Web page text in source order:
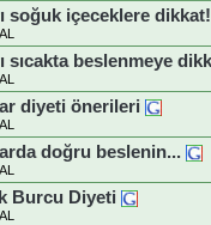
soğuk içeceklere dikkat!
sıcakta beslenmeye
diyeti önerileri
doğru beslenin...
Burcu Diyeti